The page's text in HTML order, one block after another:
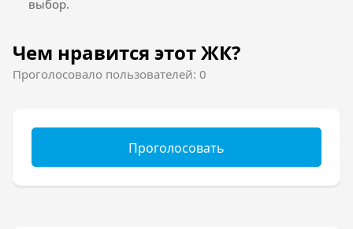
выбор.
Чем нравится этот ЖК?
Проголосовало пользователей: 0
Проголосовать